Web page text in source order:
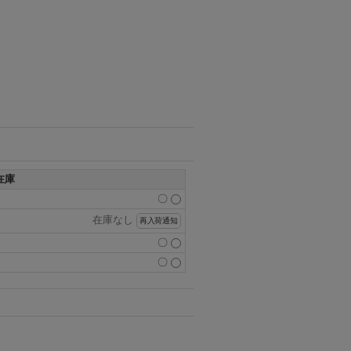
庫
〇
在庫なし
再入荷通知
〇
〇